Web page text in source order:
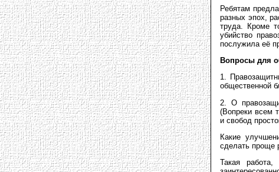
Ребятам
разных эпох,
труда. Кроме
убийство
послужила её
Вопросы для
1.
общественной
2. О
(Вопреки всем
и свобод
Какие
сделать проще
Такая работа,